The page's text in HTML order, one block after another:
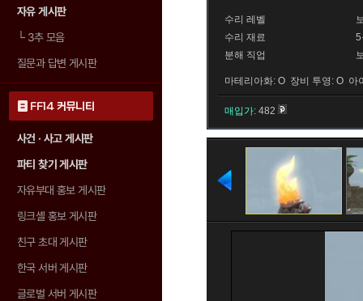
자유 게시판
└3추 모음
질문과 답변 게시판
FF14 커뮤니티
사건 · 사고 게시판
파티 찾기 게시판
자유부대 홍보 게시판
링크셸 홍보 게시판
친구 초대 게시판
한국 서버 게시판
글로벌 서버 게시판
수리 레벨
수리 재료
5
분해 직업
마테리아화: O 장비 투영: O 아
매입가: 482